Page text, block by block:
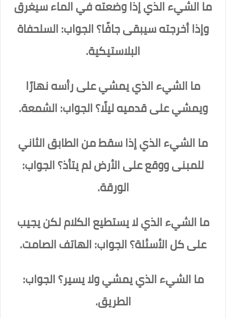
ما الشيء الذي إذا وضعته في الماء سيغرق
وإذا أخرجته سيبقى جافًا؟ الجواب: السلحفاة
البلاستيكية.
ما الشيء الذي يمشي على رأسه نهارًا
ويمشي على قدميه ليلًا؟ الجواب: الشمعة.
ما الشيء الذي إذا سقط من الطابق الثاني
للمبنى ووقع على الأرض لم يتأذ؟ الجواب:
الورقة.
ما الشيء الذي لا يستطيع الكلام لكن يجيب
على كل الأسئلة؟ الجواب: الهاتف الصامت.
ما الشيء الذي يمشي ولا يسير؟ الجواب:
الطريق.